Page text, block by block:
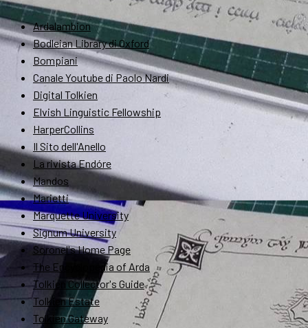
Ardalambion
Bodleian Library di Oxford
Bompiani
Canale Youtube di Paolo Nardi
Digital Tolkien
Elvish Linguistic Fellowship
HarperCollins
Il Sito dell'Anello
La rivista Endóre
Mandos
Marietti
Marquette University
Signum University
Soronel's Home Page
The Encyclopedia of Arda
Tolkien Collector's Guide
Tolkien Estate
Tolkien Gateway